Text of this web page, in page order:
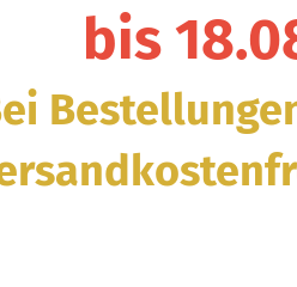
bis
M2
pro Seite
Seite